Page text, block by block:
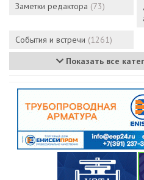
Заметки редактора (73)
События и встречи (1261)
Показать все